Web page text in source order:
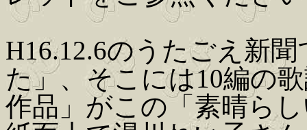
H16.12.6のうたごえ新
た」、そこには10編の
作品」がこの「素晴ら